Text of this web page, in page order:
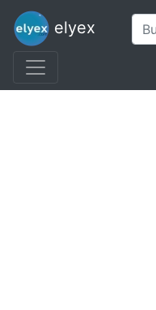
elyex